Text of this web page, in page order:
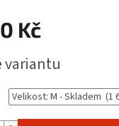
Kč
variantu